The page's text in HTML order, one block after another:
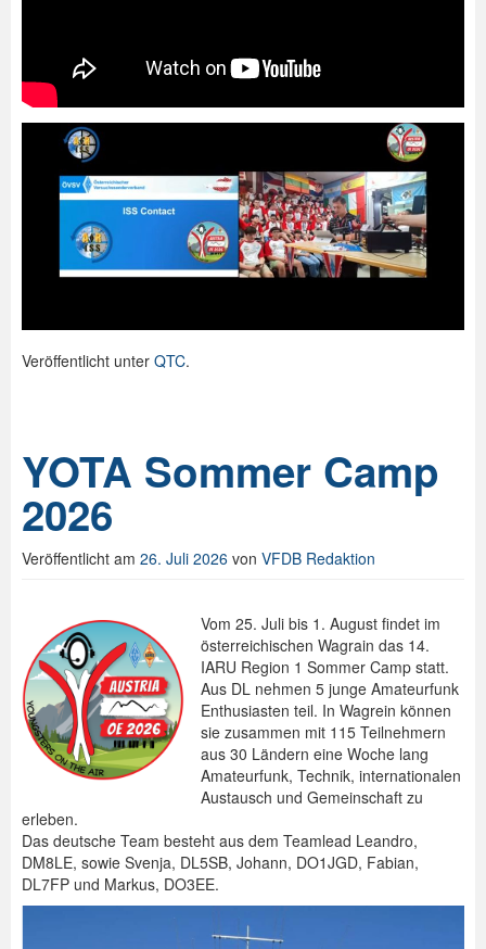
Veröffentlicht unter QTC.
YOTA Sommer Camp
2026
Veröffentlicht am 26. Juli 2026 von VFDB Redaktion
Vom 25. Juli bis 1. August findet im
österreichischen Wagrain das 14.
IARU Region 1 Sommer Camp statt.
Aus DL nehmen 5 junge Amateurfunk
Enthusiasten teil. In Wagrein können
sie zusammen mit 115 Teilnehmern
aus 30 Ländern eine Woche lang
Amateurfunk, Technik, internationalen
Austausch und Gemeinschaft zu
erleben.
Das deutsche Team besteht aus dem Teamlead Leandro,
DM8LE, sowie Svenja, DL5SB, Johann, DO1JGD, Fabian,
DL7FP und Markus, DO3EE.